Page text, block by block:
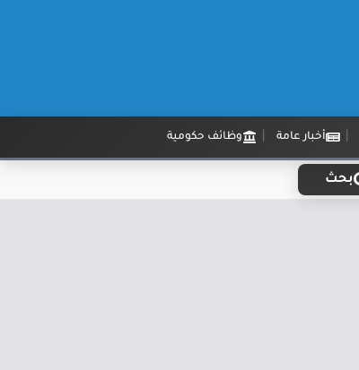
أخبار عامة وظائف حكومية
بحث